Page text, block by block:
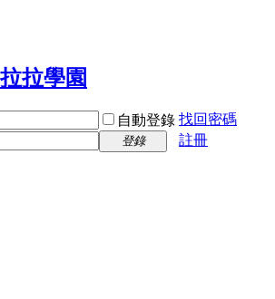
自動登錄 找回密碼
登錄
註冊